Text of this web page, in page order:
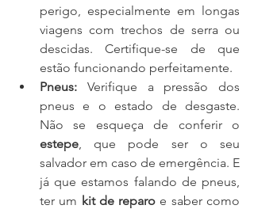
perigo, especialmente em longas
viagens com trechos de serra ou
descidas. Certifique-se de que
estão funcionando perfeitamente.
Pneus: Verifique a pressão dos
pneus e o estado de desgaste.
estepe , que pode ser o seu
salvador em caso de emergência. E
já que estamos falando de pneus,
ter um kit de reparo e saber como